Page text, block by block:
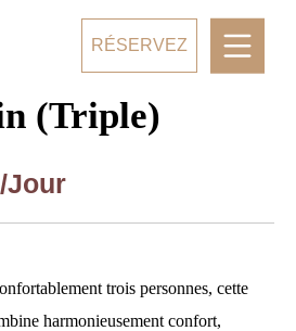
RÉSERVEZ
(Triple)
/Jour
trois personnes, cette
harmonieusement confort,